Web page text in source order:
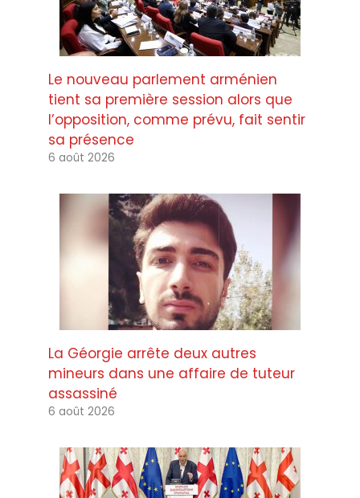
Le nouveau parlement arménien
tient sa première session alors que
l’opposition, comme prévu, fait sentir
sa présence
6 août 2026
La Géorgie arrête deux autres
mineurs dans une affaire de tuteur
assassiné
6 août 2026